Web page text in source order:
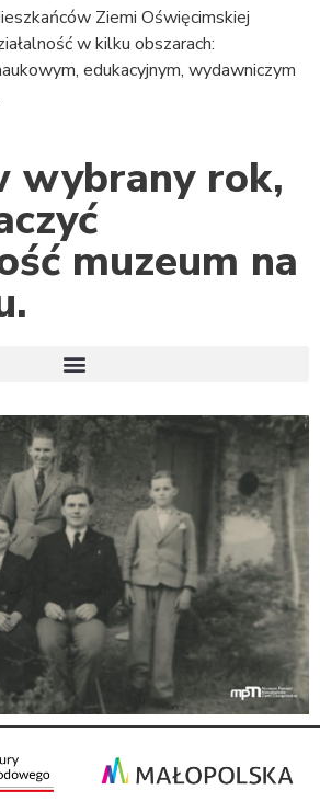
Ziemi Oświęcimskiej
w kilku obszarach:
edukacyjnym, wydawniczym
wybrany rok,
muzeum na